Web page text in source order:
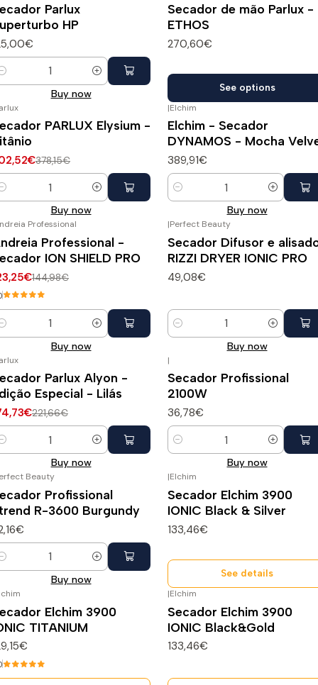
Parlux
HP
Buy now
Secador de mão Parlux -
ETHOS
270,60€
See options
DESCONTO
PARLUX Elysium -
378,15€
Buy now
|Elchim
Elchim - Secador
DYNAMOS - Mocha
389,91€
Quantity
Buy now
Professional
Professional -
ION SHIELD PRO
144,98€
Buy now
|Perfect Beauty
Secador Difusor e
RIZZI DRYER IONIC PRO
49,08€
Quantity
Buy now
DESCONTO
Parlux Alyon -
Especial - Lilás
221,66€
Buy now
|
Secador Profissional
2100W
36,78€
Quantity
Buy now
Beauty
Profissional
R-3600 Burgundy
Buy now
|Elchim
Secador Elchim 3900
IONIC Black & Silver
133,46€
See details
Elchim 3900
TITANIUM
|Elchim
Secador Elchim 3900
IONIC Black&Gold
133,46€